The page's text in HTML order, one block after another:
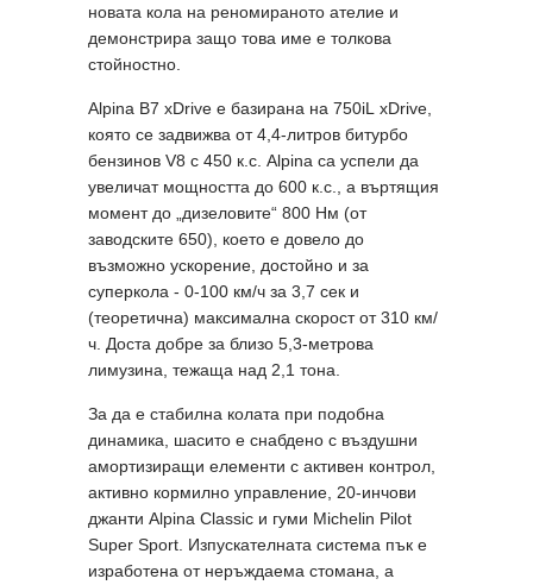
новата кола на реномираното ателие и
демонстрира защо това име е толкова
стойностно.
Alpina B7 xDrive е базирана на 750iL xDrive,
която се задвижва от 4,4-литров битурбо
бензинов V8 с 450 к.с. Alpina са успели да
увеличат мощността до 600 к.с., a въртящия
момент до „дизеловите“ 800 Нм (от
заводските 650), което е довело до
възможно ускорение, достойно и за
суперкола - 0-100 км/ч за 3,7 сек и
(теоретична) максимална скорост от 310 км/
ч. Доста добре за близо 5,3-метрова
лимузина, тежаща над 2,1 тона.
За да е стабилна колата при подобна
динамика, шасито е снабдено с въздушни
амортизиращи елементи с активен контрол,
активно кормилно управление, 20-инчови
джанти Alpina Classic и гуми Michelin Pilot
Super Sport. Изпускателната система пък е
изработена от неръждаема стомана, а